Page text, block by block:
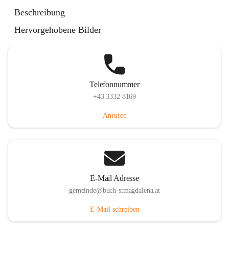
Beschreibung
Hervorgehobene Bilder
Telefonnummer
+43 3332 8169
Anrufen
E-Mail Adresse
gemeinde@buch-stmagdalena.at
E-Mail schreiben